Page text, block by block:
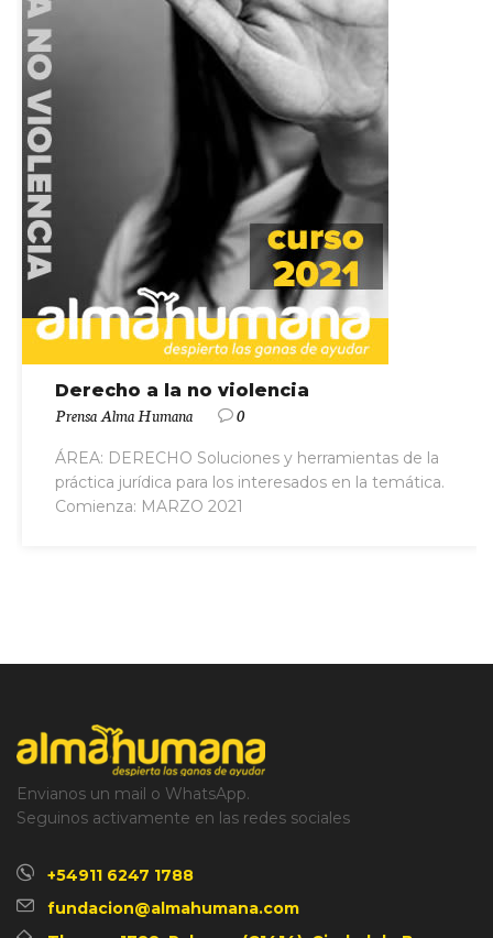
Derecho a la no violencia
Prensa Alma Humana 0
ÁREA: DERECHO Soluciones y herramientas de la
práctica jurídica para los interesados en la temática.
Comienza: MARZO 2021
Envianos un mail o WhatsApp.
Seguinos activamente en las redes sociales
+54911 6247 1788
fundacion@almahumana.com